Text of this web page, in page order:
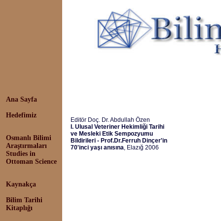
Ana Sayfa
Hedefimiz
Osmanlı Bilimi
Araştırmaları
Studies in
Ottoman Science
Kaynakça
Bilim Tarihi
Kitaplığı
Editör Doç. Dr. Abdullah Özen
I. Ulusal Veteriner Hekimliği Tarihi
ve Mesleki Etik Sempozyumu
Bildirileri - Prof.Dr.Ferruh Dinçer'in
70'inci yaşı anısına, Elazığ 2006